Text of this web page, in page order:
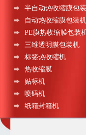
半自动热收缩膜包
自动热收缩膜包装机
PE膜热收缩膜包装
三维透明膜包装机
标签热收缩机
热收缩膜
贴标机
喷码机
纸箱封箱机